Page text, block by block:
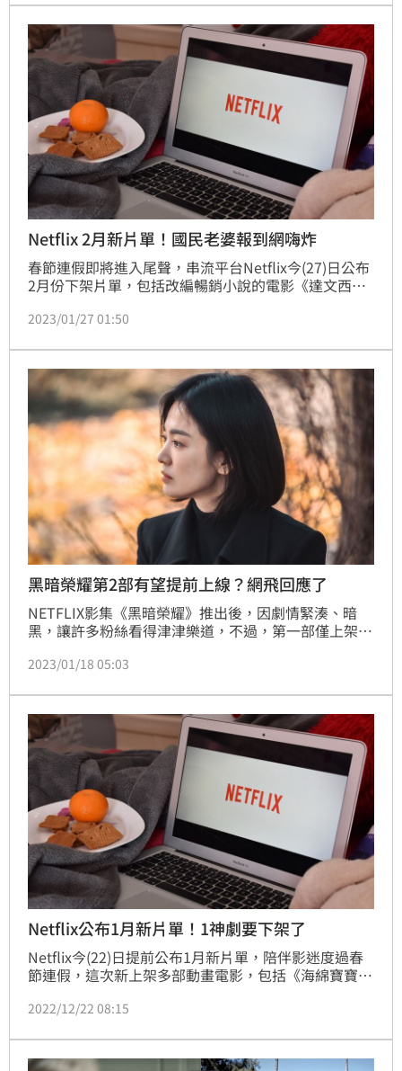
《模仿犯》都將在3月上架。(賴俊佑)
Netflix 2月新片單！國民老婆報到網嗨炸
春節連假即將進入尾聲，串流平台Netflix今(27)日公布
2月份下架片單，包括改編暢銷小說的電影《達文西密
品《西遊：伏妖篇》和恐怖經典《人魔》、《長城》都
2023/01/27 01:50
黑暗榮耀第2部有望提前上線？網飛回應了
NETFLIX影集《黑暗榮耀》推出後，因劇情緊湊、暗
黑，讓許多粉絲看得津津樂道，不過，第一部僅上架八
影迷直呼「等不了！」如今，南韓Netflix也對此做出回
2023/01/18 05:03
Netflix公布1月新片單！1神劇要下架了
Netflix今(22)日提前公布1月新片單，陪伴影迷度過春
節連假，這次新上架多部動畫電影，包括《海綿寶寶電
狂熱：日本恐怖故事》、《終末的女武神：第2季》，
視紀錄、男神南柱赫演出的《如此耀眼》。(賴俊佑)
2022/12/22 08:15